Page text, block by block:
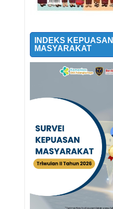
INDEKS KEPUASAN
MASYARAKAT